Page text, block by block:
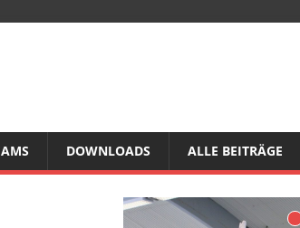
DOWNLOADS ALLE BEITRÄGE